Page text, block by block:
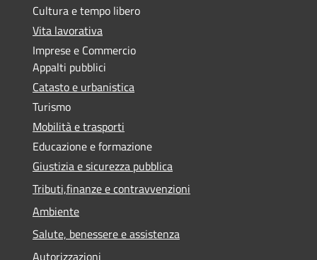
Cultura e tempo libero
Vita lavorativa
Imprese e Commercio
Appalti pubblici
Catasto e urbanistica
Turismo
Mobilità e trasporti
Educazione e formazione
Giustizia e sicurezza pubblica
Tributi,finanze e contravvenzioni
Ambiente
Salute, benessere e assistenza
Autorizzazioni